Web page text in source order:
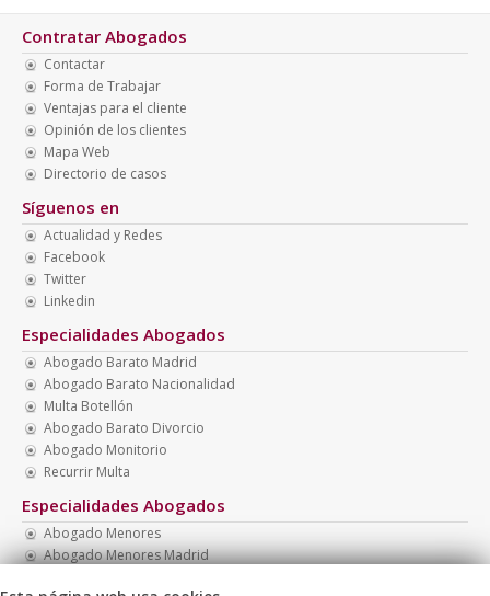
Contratar Abogados
Contactar
Forma de Trabajar
Ventajas para el cliente
Opinión de los clientes
Mapa Web
Directorio de casos
Síguenos en
Actualidad y Redes
Facebook
Twitter
Linkedin
Especialidades Abogados
Abogado Barato Madrid
Abogado Barato Nacionalidad
Multa Botellón
Abogado Barato Divorcio
Abogado Monitorio
Recurrir Multa
Especialidades Abogados
Abogado Menores
Abogado Menores Madrid